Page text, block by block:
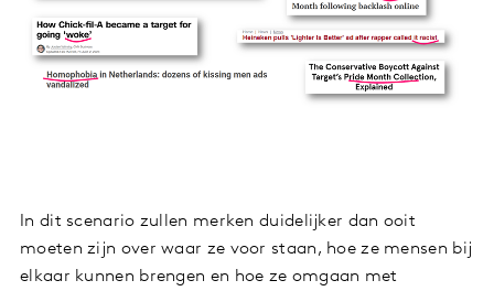
In dit scenario zullen merken duidelijker dan ooit
moeten zijn over waar ze voor staan, hoe ze mensen bij
elkaar kunnen brengen en hoe ze omgaan met